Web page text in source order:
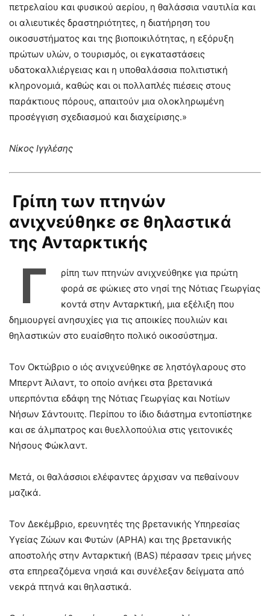
πετρελαίου και φυσικού αερίου, η θαλάσσια ναυτιλία και
οι αλιευτικές δραστηριότητες, η διατήρηση του
οικοσυστήματος και της βιοποικιλότητας, η εξόρυξη
πρώτων υλών, ο τουρισμός, οι εγκαταστάσεις
υδατοκαλλιέργειας και η υποθαλάσσια πολιτιστική
κληρονομιά, καθώς και οι πολλαπλές πιέσεις στους
παράκτιους πόρους, απαιτούν μια ολοκληρωμένη
προσέγγιση σχεδιασμού και διαχείρισης.»
Νίκος Ιγγλέσης
Γρίπη των πτηνών
ανιχνεύθηκε σε θηλαστικά
της Ανταρκτικής
Γ
ρίπη των πτηνών ανιχνεύθηκε για πρώτη
φορά σε φώκιες στο νησί της Νότιας Γεωργίας
κοντά στην Ανταρκτική, μια εξέλιξη που
δημιουργεί ανησυχίες για τις αποικίες πουλιών και
θηλαστικών στο ευαίσθητο πολικό οικοσύστημα.
Τον Οκτώβριο ο ιός ανιχνεύθηκε σε ληστόγλαρους στο
Μπερντ Άιλαντ, το οποίο ανήκει στα βρετανικά
υπερπόντια εδάφη της Νότιας Γεωργίας και Νοτίων
Νήσων Σάντουιτς. Περίπου το ίδιο διάστημα εντοπίστηκε
και σε άλμπατρος και θυελλοπούλια στις γειτονικές
Νήσους Φώκλαντ.
Μετά, οι θαλάσσιοι ελέφαντες άρχισαν να πεθαίνουν
μαζικά.
Τον Δεκέμβριο, ερευνητές της βρετανικής Υπηρεσίας
Υγείας Ζώων και Φυτών (APHA) και της βρετανικής
αποστολής στην Ανταρκτική (BAS) πέρασαν τρεις μήνες
στα επηρεαζόμενα νησιά και συνέλεξαν δείγματα από
νεκρά πτηνά και θηλαστικά.